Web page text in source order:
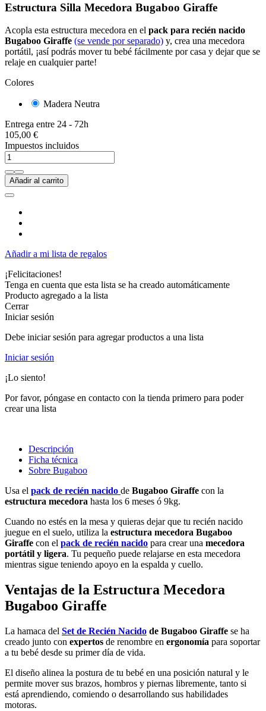
Estructura Silla Mecedora Bugaboo Giraffe
Acopla esta estructura mecedora en el pack para recién nacido
Bugaboo Giraffe (se vende por separado) y, crea una mecedora
portátil, ¡así podrás mover tu bebé fácilmente por casa y dejar que se
relaje en cualquier parte!
Colores
Madera Neutra
Entrega entre 24 - 72h
105,00 €
Impuestos incluidos
Añadir al carrito
Añadir a mi lista de regalos
¡Felicitaciones!
Tenga en cuenta que esta lista se ha creado automáticamente
Producto agregado a la lista
Cerrar
Iniciar sesión
Debe iniciar sesión para agregar productos a una lista
Iniciar sesión
¡Lo siento!
Por favor, póngase en contacto con la tienda primero para poder
crear una lista
Descripción
Ficha técnica
Sobre Bugaboo
Usa el pack de recién nacido de Bugaboo Giraffe con la
estructura mecedora hasta los 6 meses ó 9kg.
Cuando no estés en la mesa y quieras dejar que tu recién nacido
juegue en el suelo, utiliza la estructura mecedora Bugaboo
Giraffe con el pack de recién nacido para crear una mecedora
portátil y ligera. Tu pequeño puede relajarse en esta mecedora
mientras sigue teniendo apoyo en la espalda y cuello.
Ventajas de la Estructura Mecedora
Bugaboo Giraffe
La hamaca del Set de Recién Nacido de Bugaboo Giraffe se ha
creado junto con expertos de renombre en ergonomía para soportar
a tu bebé desde su primer día de vida.
El diseño alinea la postura de tu bebé en una posición natural y le
permite mover sus brazos, hombros y piernas libremente, tanto si
está aprendiendo, comiendo o desarrollando sus habilidades
motoras.